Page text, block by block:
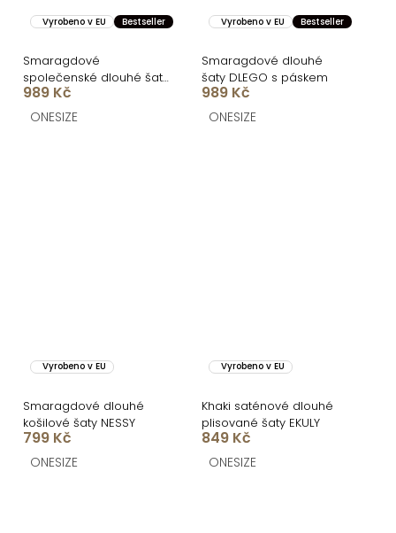
Vyrobeno v EU Bestseller
Smaragdové
společenské dlouhé šaty
SYVONA
989 Kč
ONESIZE
Vyrobeno v EU Bestseller
Smaragdové dlouhé
šaty DLEGO s páskem
989 Kč
ONESIZE
Vyrobeno v EU
Smaragdové dlouhé
košilové šaty NESSY
799 Kč
ONESIZE
Vyrobeno v EU
Khaki saténové dlouhé
plisované šaty EKULY
849 Kč
ONESIZE